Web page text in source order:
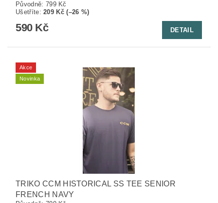
Původně: 799 Kč
Ušetříte:209 Kč (–26 %)
590 Kč DETAIL
Akce
Novinka
TRIKO CCM HISTORICAL SS TEE SENIOR
FRENCH NAVY